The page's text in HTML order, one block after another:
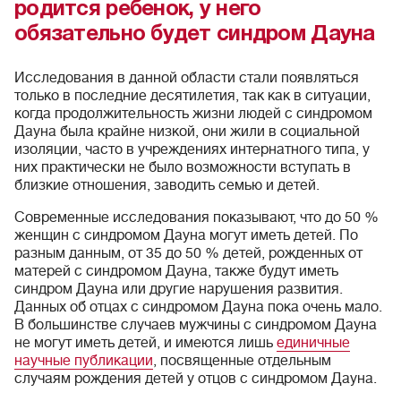
родится ребенок, у него
обязательно будет синдром Дауна
Исследования в данной области стали появляться
только в последние десятилетия, так как в ситуации,
когда продолжительность жизни людей с синдромом
Дауна была крайне низкой, они жили в социальной
изоляции, часто в учреждениях интернатного типа, у
них практически не было возможности вступать в
близкие отношения, заводить семью и детей.
Современные исследования показывают, что до 50 %
женщин с синдромом Дауна могут иметь детей. По
разным данным, от 35 до 50 % детей, рожденных от
матерей с синдромом Дауна, также будут иметь
синдром Дауна или другие нарушения развития.
Данных об отцах с синдромом Дауна пока очень мало.
В большинстве случаев мужчины с синдромом Дауна
не могут иметь детей, и имеются лишь единичные
научные публикации, посвященные отдельным
случаям рождения детей у отцов с синдромом Дауна.